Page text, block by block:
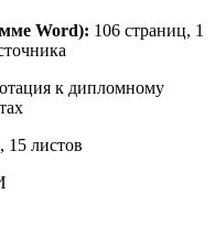
Word): 106 страниц, 1
к дипломному
листов